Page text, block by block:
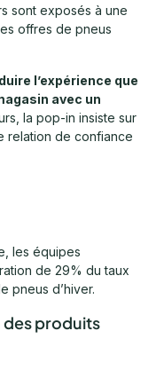
sont exposés à une
offres de pneus
l’expérience que
avec un
la pop-in insiste sur
relation de confiance
les équipes
de 29% du taux
pneus d’hiver.
des produits